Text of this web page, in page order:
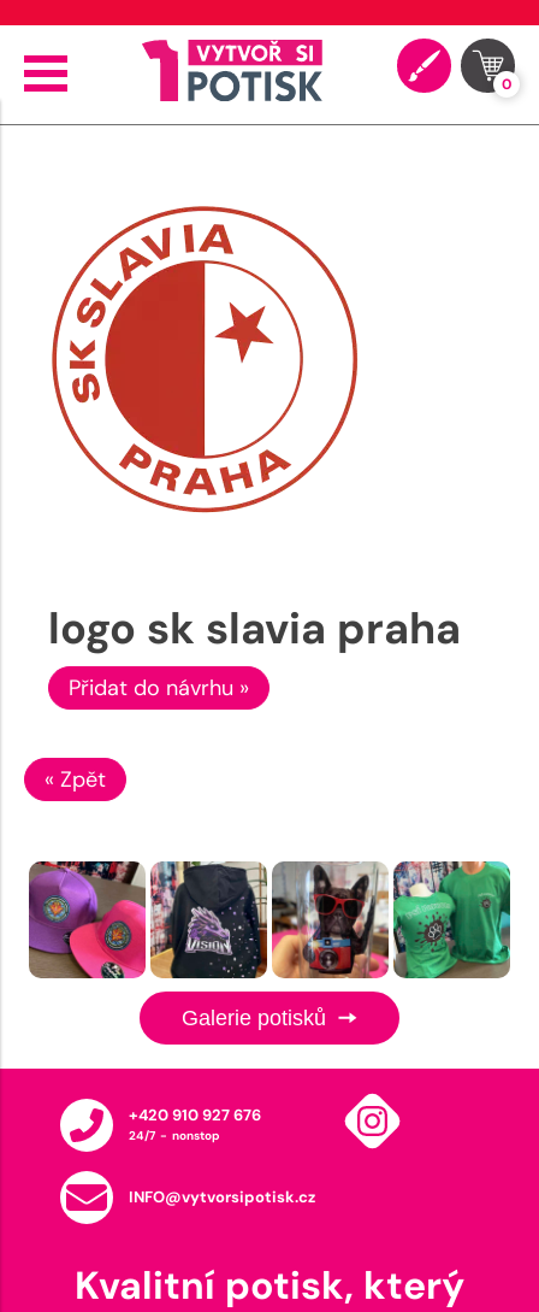
0
logo sk slavia praha
Přidat do návrhu »
« Zpět
Galerie potisků
+420 910 927 676
24/7 - nonstop
INFO@vytvorsipotisk.cz
Kvalitní potisk, který